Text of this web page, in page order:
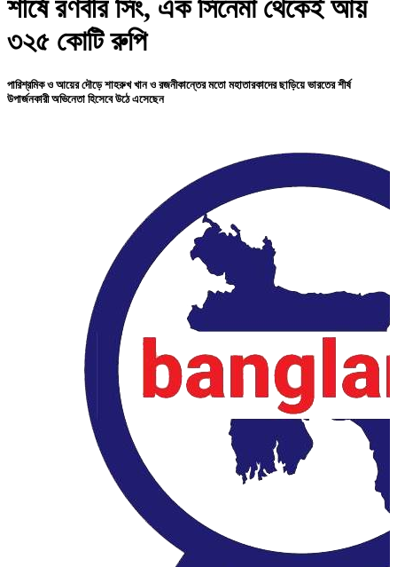
শীর্ষে রণবীর সিং, এক সিনেমা থেকেই আয়
৩২৫ কোটি রুপি
পারিশ্রমিক ও আয়ের দৌড়ে শাহরুখ খান ও রজনীকান্তের মতো মহাতারকাদের ছাড়িয়ে ভারতের শীর্ষ
উপার্জনকারী অভিনেতা হিসেবে উঠে এসেছেন